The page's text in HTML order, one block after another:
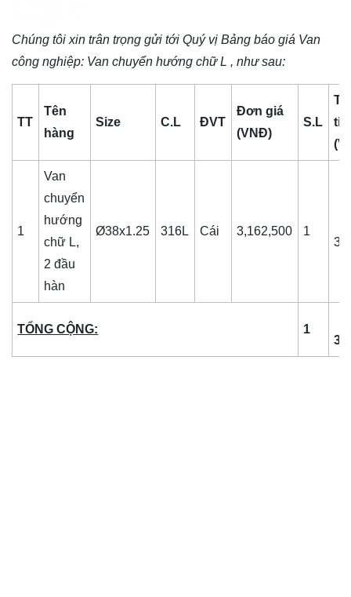
Chúng tôi xin trân trọng gửi tới Quý vị Bảng báo giá Van
công nghiệp: Van chuyển hướng chữ L , như sau:
TT
Tên
hàng
Size C.L ĐVT
Đơn giá
(VNĐ)
S.L
1
Van
chuyển
hướng
chữ L,
2 đầu
hàn
Ø38x1.25 316L Cái 3,162,500
1
TỔNG CỘNG:
1